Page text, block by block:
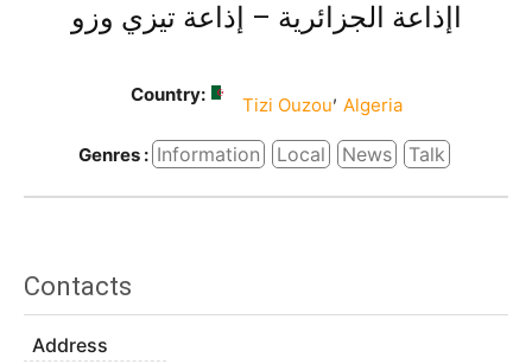
اإذاعة الجزائرية – إذاعة تيزي وزو
Country: Tizi Ouzou, Algeria
Genres : Information Local News Talk
Contacts
Address